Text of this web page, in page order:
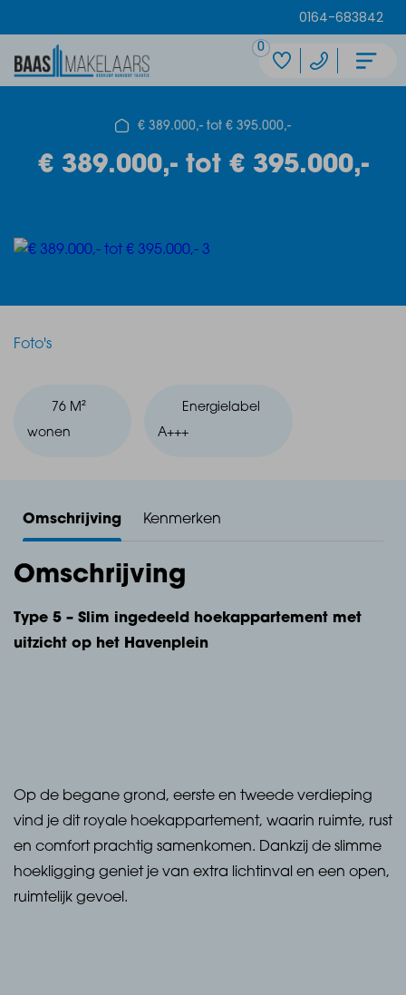
0164-683842
0
€ 389.000,- tot € 395.000,-
€ 389.000,- tot € 395.000,-
Foto's
76 M²
wonen
Energielabel
A+++
Omschrijving Kenmerken
Omschrijving
Type 5 – Slim ingedeeld hoekappartement met
uitzicht op het Havenplein
Op de begane grond, eerste en tweede verdieping
vind je dit royale hoekappartement, waarin ruimte, rust
en comfort prachtig samenkomen. Dankzij de slimme
hoekligging geniet je van extra lichtinval en een open,
ruimtelijk gevoel.